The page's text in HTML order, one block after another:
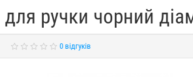
ручки чорний
0 відгуків